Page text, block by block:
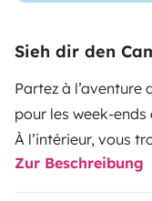
Sieh dir den
Partez à
pour les week-
À l’intérieur, vous
se transforme
double la nuit,
Zur Beschreibung